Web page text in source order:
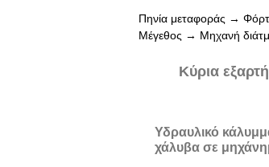
Πηνία μεταφοράς →
Μέγεθος → Μηχανή
Κύρια
Υδραυλικό
χάλυβα σε